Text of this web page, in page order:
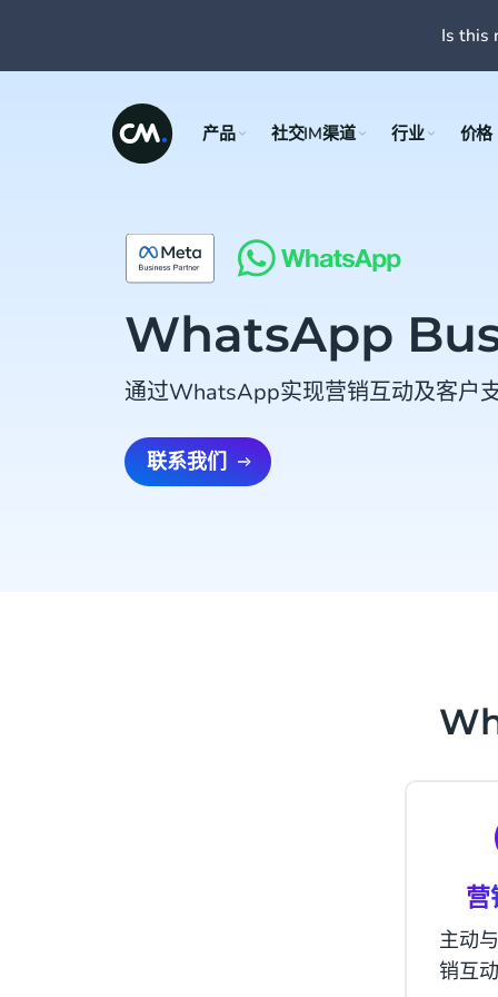
产品 社交IM渠道 行业 价格
WhatsApp
通过WhatsApp实现营销互动及客户
联系我们
营
主动
销互
Is this